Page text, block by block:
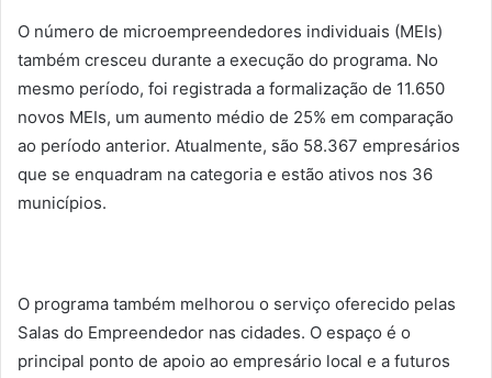
O número de microempreendedores individuais (MEIs)
também cresceu durante a execução do programa. No
mesmo período, foi registrada a formalização de 11.650
novos MEIs, um aumento médio de 25% em comparação
ao período anterior. Atualmente, são 58.367 empresários
que se enquadram na categoria e estão ativos nos 36
municípios.
O programa também melhorou o serviço oferecido pelas
Salas do Empreendedor nas cidades. O espaço é o
principal ponto de apoio ao empresário local e a futuros